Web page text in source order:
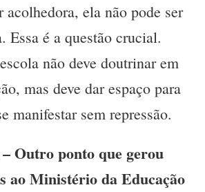
acolhedora, ela não pode ser
Essa é a questão crucial.
não deve doutrinar em
mas deve dar espaço para
manifestar sem repressão.
Outro ponto que gerou
ao Ministério da Educação